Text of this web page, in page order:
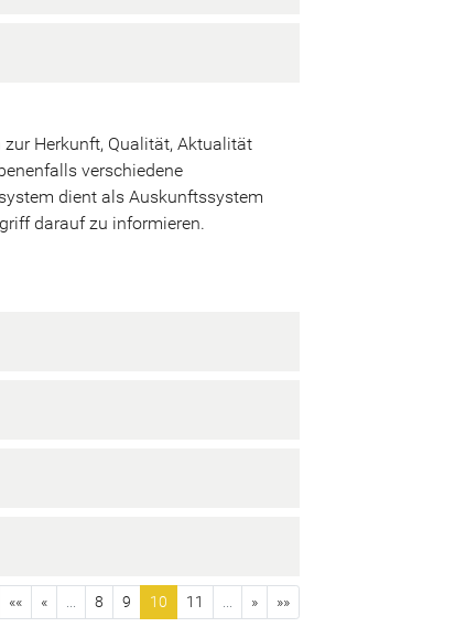
Herkunft, Qualität, Aktualität
verschiedene
dient als Auskunftssystem
darauf zu informieren.
«« « 8 9 10 11 » »»